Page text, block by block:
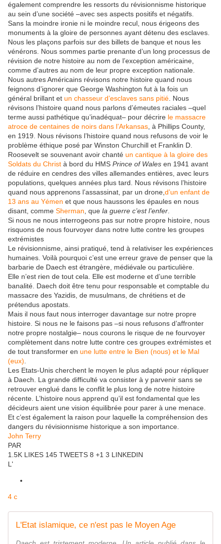
également comprendre les ressorts du révisionnisme historique
au sein d’une société –avec ses aspects positifs et négatifs.
Sans la moindre ironie ni le moindre recul, nous érigeons des
monuments à la gloire de personnes ayant détenu des esclaves.
Nous les plaçons parfois sur des billets de banque et nous les
vénérons. Nous sommes partie prenante d’un long processus de
révision de notre histoire au nom de l’exception américaine,
comme d’autres au nom de leur propre exception nationale.
Nous autres Américains révisons notre histoire quand nous
feignons d’ignorer que George Washington fut à la fois un
général brillant et un chasseur d’esclaves sans pitié . Nous
révisons l’histoire quand nous parlons d’émeutes raciales –quel
terme aussi pathétique qu’inadéquat– pour décrire le massacre
atroce de centaines de noirs dans l’Arkansas , à Phillips County,
en 1919. Nous révisons l’histoire quand nous refusons de voir le
problème éthique posé par Winston Churchill et Franklin D.
Roosevelt se souvenant avoir chanté un cantique à la gloire des
Soldats du Christ à bord du HMS Prince of Wales en 1941 avant
de réduire en cendres des villes allemandes entières, avec leurs
populations, quelques années plus tard. Nous révisons l’histoire
quand nous apprenons l’assassinat, par un drone, d’un enfant de
13 ans au Yémen et que nous haussons les épaules en nous
disant, comme Sherman , que la guerre c’est l’enfer
Si nous ne nous interrogeons pas sur notre propre histoire, nous
risquons de nous fourvoyer dans notre lutte contre les groupes
extrémistes
Le révisionnisme, ainsi pratiqué, tend à relativiser les expériences
humaines. Voilà pourquoi c’est une erreur grave de penser que la
barbarie de Daech est étrangère, médiévale ou particulière.
Elle n’est rien de tout cela. Elle est moderne et d’une terrible
banalité. Daech doit être tenu pour responsable et comptable du
massacre des Yazidis, de musulmans, de chrétiens et de
prétendus apostats.
Mais il nous faut nous interroger davantage sur notre propre
histoire. Si nous ne le faisons pas –si nous refusons d’affronter
notre propre nostalgie– nous courons le risque de ne fourvoyer
complètement dans notre lutte contre ces groupes extrémistes et
de tout transformer en une lutte entre le Bien (nous) et le Mal
(eux)
Les Etats-Unis cherchent le moyen le plus adapté pour répliquer
à Daech. La grande difficulté va consister à y parvenir sans se
retrouver englué dans le conflit le plus long de notre histoire
récente. L’histoire nous apprend qu’il est fondamental que les
décideurs aient une vision équilibrée pour parer à une menace.
Et c’est également la raison pour laquelle la compréhension des
dangers du révisionnisme historique a son importance.
John Terry
PAR
1.5K LIKES 145 TWEETS 8 +1 3 LINKEDIN
L'
4 c
L'Etat islamique, ce n'est pas le Moyen Age